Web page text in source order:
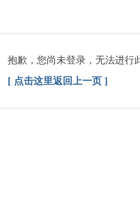
抱歉，您尚未登录，无法进行
[ 点击这里返回上一页 ]